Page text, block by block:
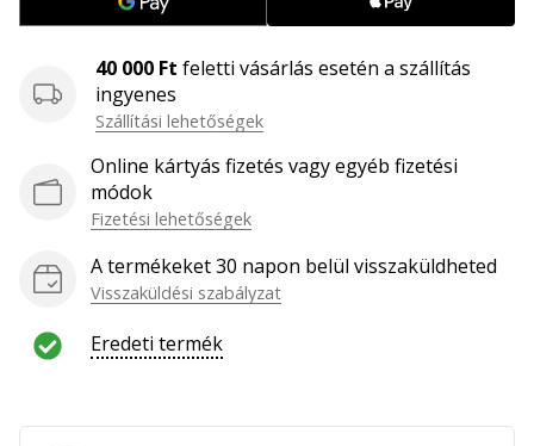
márkánk
nagykövete
kézilabda-
őrült
mint
mi?
hozzánk
40 000 Ft feletti vásárlás esetén a szállítás
ingyenes
Szállítási lehetőségek
Online kártyás fizetés vagy egyéb fizetési
módok
Fizetési lehetőségek
A termékeket 30 napon belül visszaküldheted
Visszaküldési szabályzat
Eredeti termék